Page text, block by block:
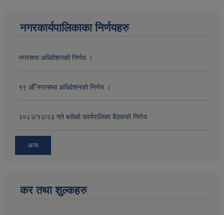
नगरकार्यपालिकाका निर्णयहरु
नगरसभा अधिवेशनको निर्णय ।
१९ औँ नगरसभा अधिवेशनको निर्णय ।
२०८२/१२/२३ गते बसेको कार्यपालिका बैठकको निर्णय
अन्य
कर तथा शुल्कहरु